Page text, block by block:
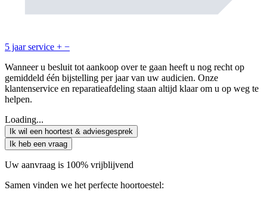
5 jaar service + −
Wanneer u besluit tot aankoop over te gaan heeft u nog recht op
gemiddeld één bijstelling per jaar van uw audicien. Onze
klantenservice en reparatieafdeling staan altijd klaar om u op weg te
helpen.
Loading...
Ik wil een hoortest & adviesgesprek
Ik heb een vraag
Uw aanvraag is 100% vrijblijvend
Samen vinden we het perfecte hoortoestel: